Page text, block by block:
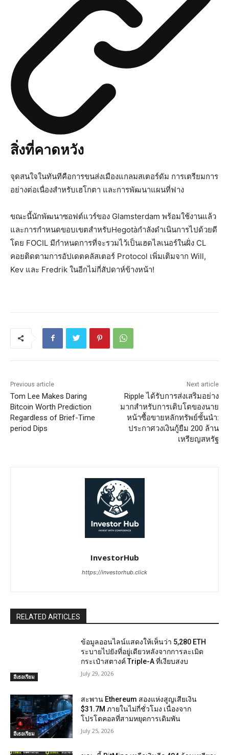
สิ่งที่คาดหวัง
จุดสนใจในทันทีคือการขนส่งเมืองแกลมสเตอร์ดัม การเตรียมการ
อย่างต่อเนื่องสำหรับเฮโกตา และการพัฒนาแผนที่ฟาง
ขณะนี้นักพัฒนาซอฟต์แวร์ของ Glamsterdam พร้อมใช้งานแล้ว
และการกำหนดขอบเขตสำหรับHegotàกำลังดำเนินการไปด้วยดี
โดย FOCIL มีกำหนดการที่จะรวมไว้เป็นเฮดไลเนอร์ในฝั่ง CL
คอยติดตามการอัปเดตคลัสเตอร์ Protocol เพิ่มเติมจาก Will,
Kev และ Fredrik ในอีกไม่กี่สัปดาห์ข้างหน้า!
Previous article
Tom Lee Makes Daring
Bitcoin Worth Prediction
Regardless of Brief-Time
period Dips
Next article
Ripple ได้รับการส่งเสริมอย่าง
มากสำหรับการเติบโตของนาย
หน้าซื้อขายหลักทรัพย์ชั้นนำ:
ประกาศวงเงินกู้ยืม 200 ล้าน
เหรียญสหรัฐ
InvestorHub
https://investorhub.click
RELATED ARTICLES
อีเธอเรียม
ข้อมูลออนไลน์แสดงให้เห็นว่า 5,280 ETH
ระบายไปยังที่อยู่เดียวหลังจากการละเมิด
กระเป๋าสตางค์ Triple-A ที่เงียบสงบ
July 29, 2026
อีเธอเรียม
สะพาน Ethereum สองแห่งสูญเสียเงิน
$31.7M ภายในไม่กี่ชั่วโมง เนื่องจาก
โปรโตคอลที่สามหยุดการเดิมพัน
July 25, 2026